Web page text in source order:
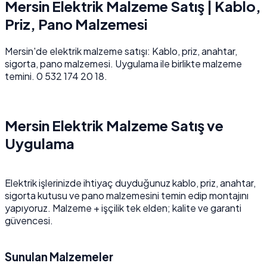
Mersin Elektrik Malzeme Satış | Kablo,
Priz, Pano Malzemesi
Mersin'de elektrik malzeme satışı: Kablo, priz, anahtar,
sigorta, pano malzemesi. Uygulama ile birlikte malzeme
temini. 0 532 174 20 18.
Mersin Elektrik Malzeme Satış ve
Uygulama
Elektrik işlerinizde ihtiyaç duyduğunuz kablo, priz, anahtar,
sigorta kutusu ve pano malzemesini temin edip montajını
yapıyoruz. Malzeme + işçilik tek elden; kalite ve garanti
güvencesi.
Sunulan Malzemeler